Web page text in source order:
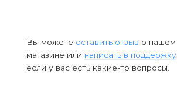
Вы можете оставить отзыв о нашем
магазине или написать в поддержку
если у вас есть какие-то вопросы.